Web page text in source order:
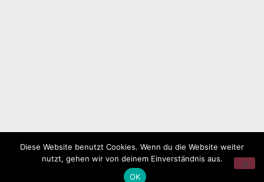
Diese Website benutzt Cookies. Wenn du die Website weiter
nutzt, gehen wir von deinem Einverständnis aus.
OK